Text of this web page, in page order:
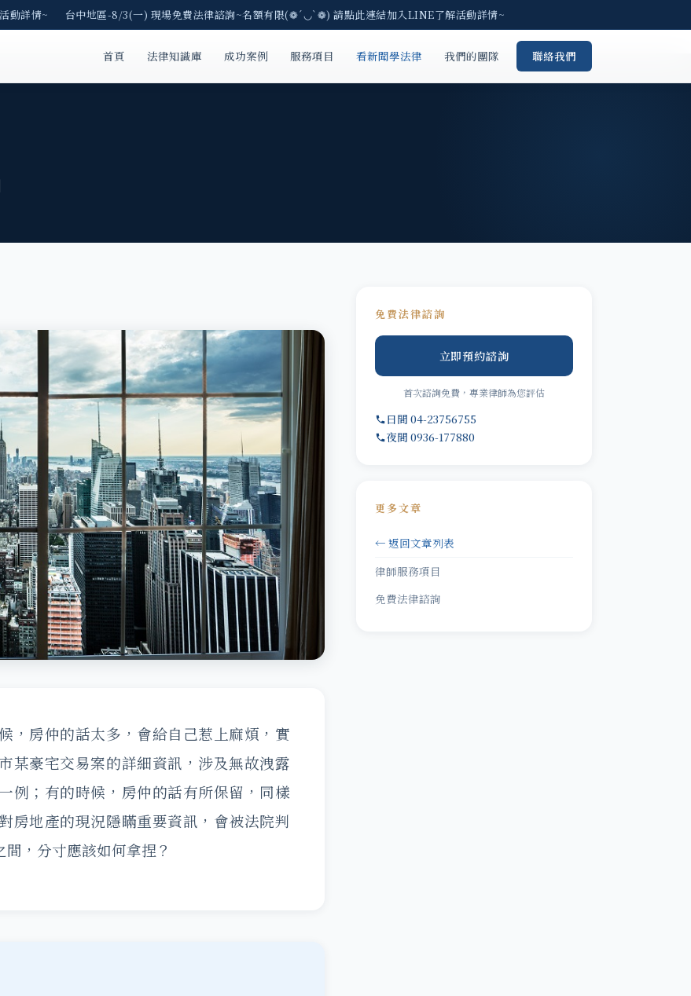
情~ 台中地區-8/3(一) 現場免費法律諮詢~名額有限(❁´◡`❁) 請點此連結加入LINE了解活動詳情~
首頁 法律知識庫 成功案例 服務項目 看新聞學法律 我們的團隊 聯絡我們
，房仲的話太多，會給自己惹上麻煩，實
某豪宅交易案的詳細資訊，涉及無故洩露
例；有的時候，房仲的話有所保留，同樣
房地產的現況隱瞞重要資訊，會被法院判
，分寸應該如何拿捏？
免費法律諮詢
立即預約諮詢
首次諮詢免費，專業律師為您評估
日間 04-23756755
夜間 0936-177880
更多文章
← 返回文章列表
律師服務項目
免費法律諮詢